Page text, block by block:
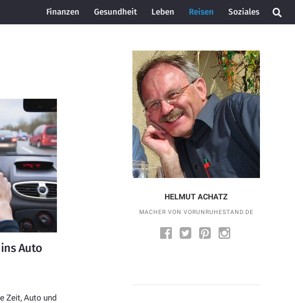
Finanzen Gesundheit Leben Reisen Soziales
Auto
Zeit, Auto und
HELMUT ACHATZ
MACHER VON VORUNRUHESTAND.DE